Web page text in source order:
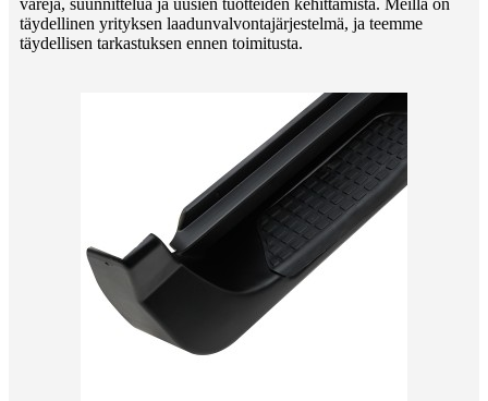
värejä, suunnittelua ja uusien tuotteiden kehittämistä. Meillä on
täydellinen yrityksen laadunvalvontajärjestelmä, ja teemme
täydellisen tarkastuksen ennen toimitusta.